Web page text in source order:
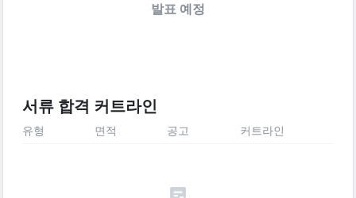
발표 예정
서류 합격 커트라인
유형 면적 공고 커트라인